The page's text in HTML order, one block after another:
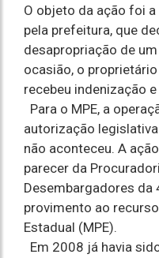
O objeto da ação foi
pela prefeitura, que
desapropriação de
ocasião, o
recebeu indenização
Para o MPE, a
autorização
não aconteceu. A
parecer da
Desembargadores da
provimento ao
Estadual (MPE).
Em 2008 já havia